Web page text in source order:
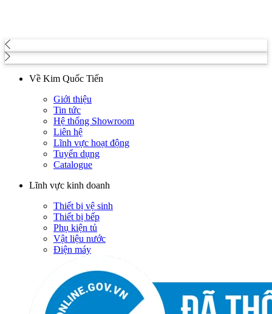
Về Kim Quốc Tiến
Giới thiệu
Tin tức
Hệ thống Showroom
Liên hệ
Lĩnh vực hoạt động
Tuyển dụng
Catalogue
Lĩnh vực kinh doanh
Thiết bị vệ sinh
Thiết bị bếp
Phụ kiện tủ
Vật liệu nước
Điện máy